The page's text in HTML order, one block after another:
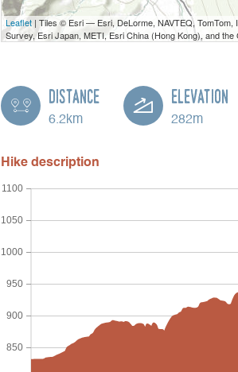
Leaflet | Tiles © Esri — Esri, DeLorme, NAVTEQ,
Survey, Esri Japan, METI, Esri China (Hong Kong), and
Distance
6.2km
Elevation
282m
Hike description
850
900
950
1000
1050
1100